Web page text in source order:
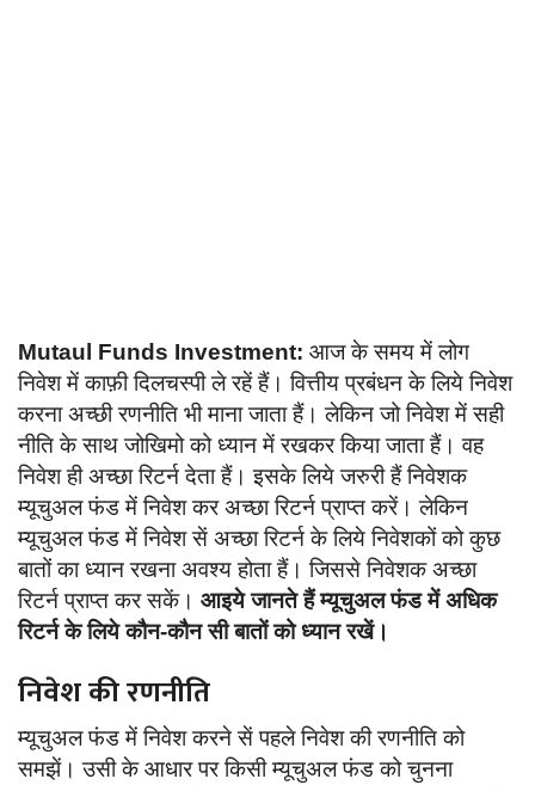
Mutaul Funds Investment: आज के समय में लोग
निवेश में काफ़ी दिलचस्पी ले रहें हैं। वित्तीय प्रबंधन के लिये निवेश
करना अच्छी रणनीति भी माना जाता हैं। लेकिन जो निवेश में सही
नीति के साथ जोखिमो को ध्यान में रखकर किया जाता हैं। वह
निवेश ही अच्छा रिटर्न देता हैं। इसके लिये जरुरी हैं निवेशक
म्यूचुअल फंड में निवेश कर अच्छा रिटर्न प्राप्त करें। लेकिन
म्यूचुअल फंड में निवेश सें अच्छा रिटर्न के लिये निवेशकों को कुछ
बातों का ध्यान रखना अवश्य होता हैं। जिससे निवेशक अच्छा
रिटर्न प्राप्त कर सकें। आइये जानते हैं म्यूचुअल फंड में अधिक
रिटर्न के लिये कौन-कौन सी बातों को ध्यान रखें।
निवेश की रणनीति
म्यूचुअल फंड में निवेश करने सें पहले निवेश की रणनीति को
समझें। उसी के आधार पर किसी म्यूचुअल फंड को चुनना